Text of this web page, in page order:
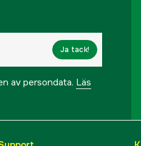
Ja tack!
av persondata. Läs